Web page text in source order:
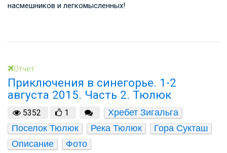
насмешников и легкомысленных!
Отчет
Приключения в синегорье. 1-2
августа 2015. Часть 2. Тюлюк
5352 1
Хребет Зигальга
Поселок Тюлюк
Река Тюлюк
Гора Сукташ
Описание
Фото